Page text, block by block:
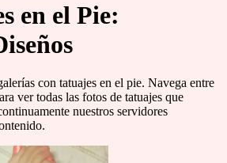
en el Pie:
con tatuajes en el pie. Navega entre
ver todas las fotos de tatuajes que
nuestros servidores